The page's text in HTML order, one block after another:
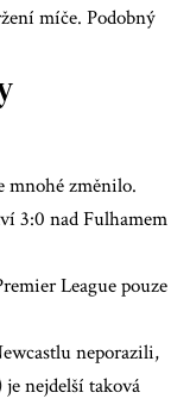
míče. Podobný
mnohé změnilo.
3:0 nad Fulhamem
League pouze
neporazili,
nejdelší taková